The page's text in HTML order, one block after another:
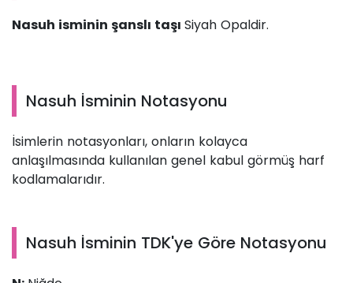
Nasuh isminin şanslı taşı Siyah Opaldir.
Nasuh İsminin Notasyonu
İsimlerin notasyonları, onların kolayca
anlaşılmasında kullanılan genel kabul görmüş harf
kodlamalarıdır.
Nasuh İsminin TDK'ye Göre Notasyonu